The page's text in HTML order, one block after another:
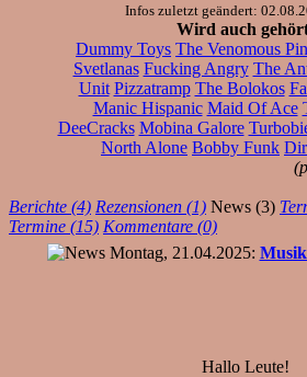
Infos zuletzt geändert:
Wird auch
Dummy Toys The Venomous
Svetlanas Fucking Angry The
Unit Pizzatramp The Bolokos
Manic Hispanic Maid Of Ace
DeeCracks Mobina Galore
North Alone Bobby Funk
Berichte (4) Rezensionen (1) News (3)
Termine (15) Kommentare (0)
Montag, 21.04.2025:
Hallo Leute!